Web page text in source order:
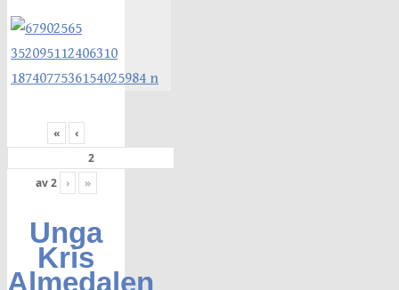
« ‹
av2 › »
Unga
Kris
Almedalen